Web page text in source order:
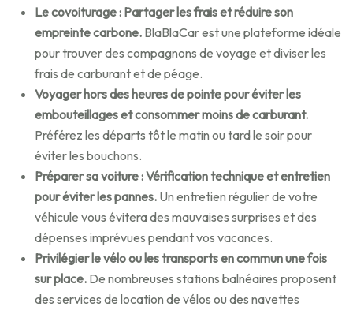
Le covoiturage : Partager les frais et réduire son
empreinte carbone. BlaBlaCar est une plateforme idéale
pour trouver des compagnons de voyage et diviser les
frais de carburant et de péage.
Voyager hors des heures de pointe pour éviter les
embouteillages et consommer moins de carburant.
Préférez les départs tôt le matin ou tard le soir pour
éviter les bouchons.
Préparer sa voiture : Vérification technique et entretien
pour éviter les pannes. Un entretien régulier de votre
véhicule vous évitera des mauvaises surprises et des
dépenses imprévues pendant vos vacances.
Privilégier le vélo ou les transports en commun une fois
sur place. De nombreuses stations balnéaires proposent
des services de location de vélos ou des navettes